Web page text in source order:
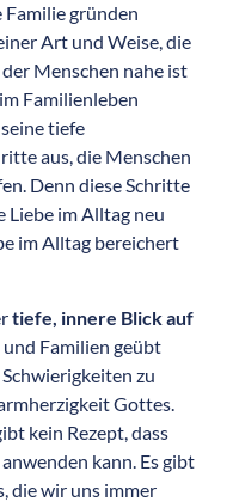
Familie gründen
Art und Weise, die
Menschen nahe ist
Familienleben
tiefe
aus, die Menschen
Denn diese Schritte
Liebe im Alltag neu
im Alltag bereichert
tiefe, innere Blick auf
und Familien geübt
zu
Gottes.
kein Rezept, dass
kann. Es gibt
die wir uns immer